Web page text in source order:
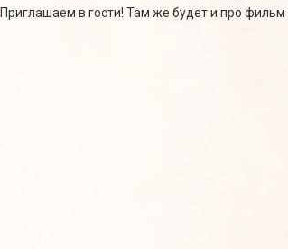
Приглашаем в гости! Там же будет и про фильм